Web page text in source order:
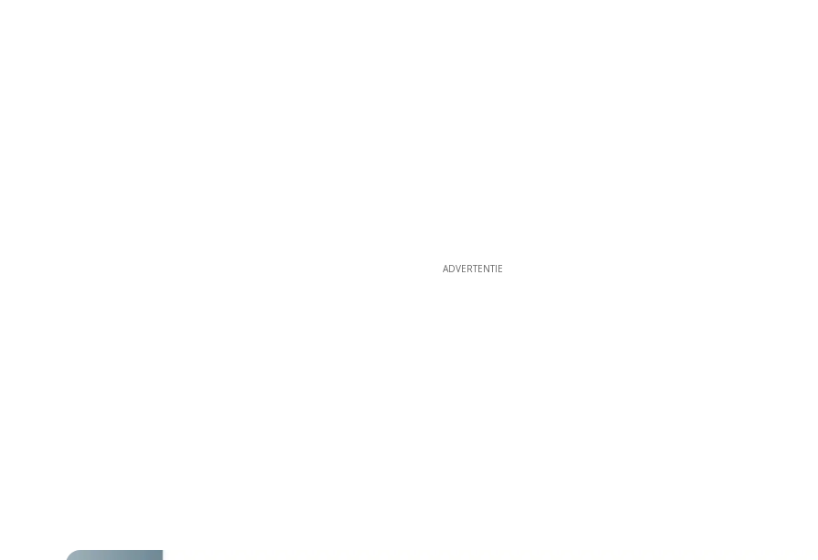
ADVERTENTIE